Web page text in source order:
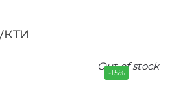
-15%
Out of stock